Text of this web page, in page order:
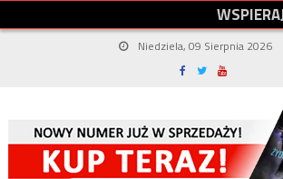
WSPIERA
Niedziela, 09 Sierpnia 2026